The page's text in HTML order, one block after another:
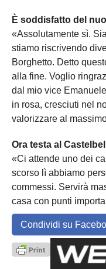
È soddisfatto del
«Assolutamente sì.
stiamo riscrivendo
Borghetto. Detto
alla fine. Voglio
dal mio vice
in rosa, cresciuti nel
valorizzare al
Ora testa al
«Ci attende uno dei
scorso lì abbiamo
commessi. Servirà
casa con punti
Condividi su